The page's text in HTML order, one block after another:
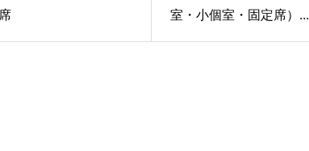
室・小個室・固定席）...